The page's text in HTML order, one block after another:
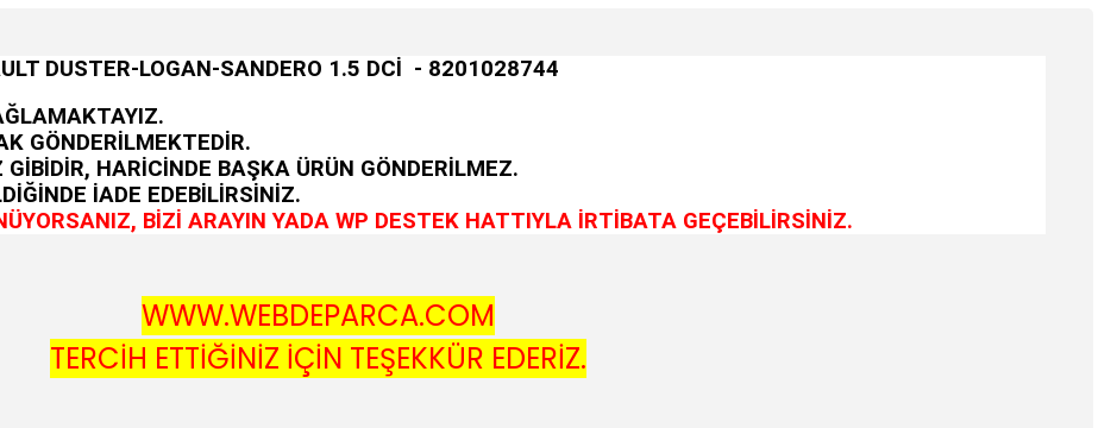
DUSTER-LOGAN-SANDERO 1.5 DCİ - 8201028744
GÖNDERİLMEKTEDİR.
HARİCİNDE BAŞKA ÜRÜN GÖNDERİLMEZ.
İADE EDEBİLİRSİNİZ.
BİZİ ARAYIN YADA WP DESTEK HATTIYLA İRTİBATA GEÇEBİLİRSİNİZ.
WWW.WEBDEPARCA.COM
TERCİH ETTİĞİNİZ İÇİN TEŞEKKÜR EDERİZ.